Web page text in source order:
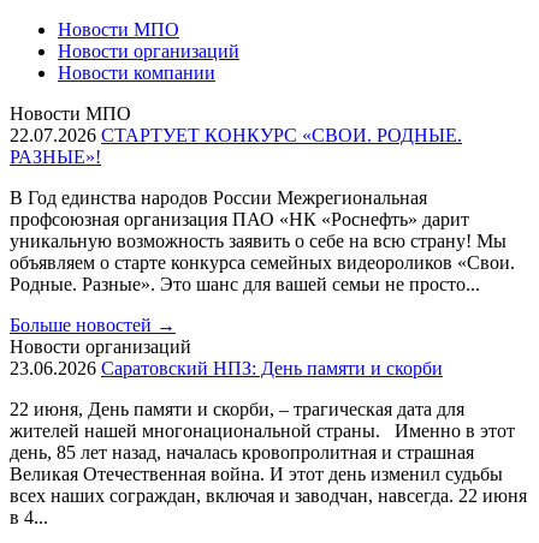
Новости МПО
Новости организаций
Новости компании
Новости МПО
22.07.2026 СТАРТУЕТ КОНКУРС «СВОИ. РОДНЫЕ.
РАЗНЫЕ»!
В Год единства народов России Межрегиональная
профсоюзная организация ПАО «НК «Роснефть» дарит
уникальную возможность заявить о себе на всю страну! Мы
объявляем о старте конкурса семейных видеороликов «Свои.
Родные. Разные». Это шанс для вашей семьи не просто...
Больше новостей →
Новости организаций
23.06.2026 Саратовский НПЗ: День памяти и скорби
22 июня, День памяти и скорби, – трагическая дата для
жителей нашей многонациональной страны. Именно в этот
день, 85 лет назад, началась кровопролитная и страшная
Великая Отечественная война. И этот день изменил судьбы
всех наших сограждан, включая и заводчан, навсегда. 22 июня
в 4...